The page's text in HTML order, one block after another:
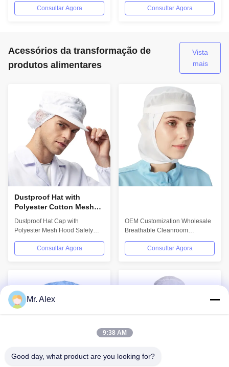
laboratório
comply with...Consultar Agora
trabalho
comply with...Consultar Agora
Acessórios da transformação de
produtos alimentares
Vista
mais
Dustproof Hat with
Polyester Cotton Mesh
Machine Washable White
Safety Hood
Dustproof Hat Cap with
Polyester Mesh Hood Safety
Clothing for Food Processing
Factory Product...
Consultar Agora
OEM Customization Wholesale
Breathable Cleanroom
Production Head Factory
Workshop Mesh Dustproof...
Consultar Agora
Mr. Alex
9:38 AM
Good day, what product are you looking for?